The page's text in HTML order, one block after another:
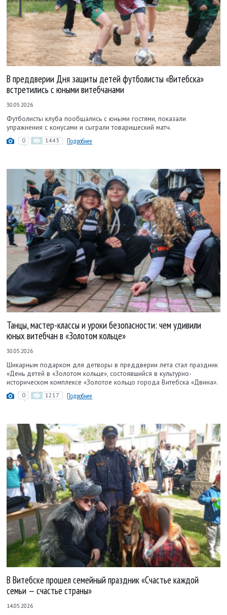
В преддверии Дня защиты детей футболисты «Витебска»
встретились с юными витебчанами
30.05.2026
Футболисты клуба пообщались с юными гостями, показали
упражнения с конусами и сыграли товарищеский матч.
0 1443 Подробнее
Танцы, мастер-классы и уроки безопасности: чем удивили
юных витебчан в «Золотом кольце»
30.05.2026
Шикарным подарком для детворы в преддверии лета стал праздник
«День детей в «Золотом кольце», состоявшийся в культурно-
историческом комплексе «Золотое кольцо города Витебска «Двина».
0 1217 Подробнее
В Витебске прошел семейный праздник «Счастье каждой
семьи — счастье страны»
14.05.2026